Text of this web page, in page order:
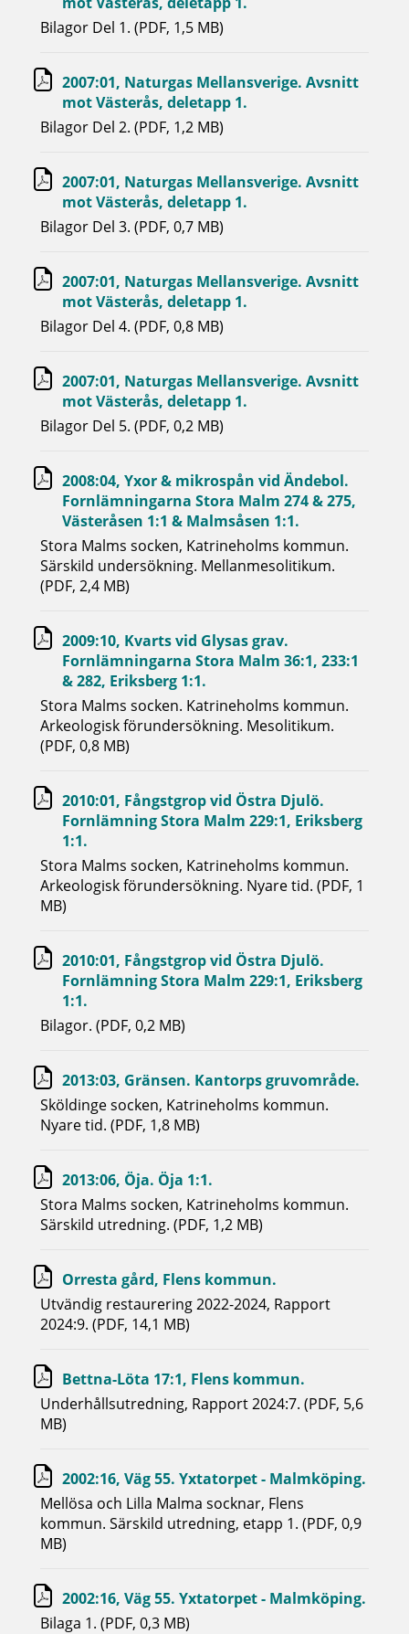
Bilagor Del 1. (PDF, 1,5 MB)
2007:01, Naturgas Mellansverige. Avsnitt
mot Västerås, deletapp 1.
Bilagor Del 2. (PDF, 1,2 MB)
2007:01, Naturgas Mellansverige. Avsnitt
mot Västerås, deletapp 1.
Bilagor Del 3. (PDF, 0,7 MB)
2007:01, Naturgas Mellansverige. Avsnitt
mot Västerås, deletapp 1.
Bilagor Del 4. (PDF, 0,8 MB)
2007:01, Naturgas Mellansverige. Avsnitt
mot Västerås, deletapp 1.
Bilagor Del 5. (PDF, 0,2 MB)
2008:04, Yxor & mikrospån vid Ändebol.
Fornlämningarna Stora Malm 274 & 275,
Västeråsen 1:1 & Malmsåsen 1:1.
Stora Malms socken, Katrineholms kommun.
Särskild undersökning. Mellanmesolitikum.
(PDF, 2,4 MB)
2009:10, Kvarts vid Glysas grav.
Fornlämningarna Stora Malm 36:1, 233:1
& 282, Eriksberg 1:1.
Stora Malms socken. Katrineholms kommun.
Arkeologisk förundersökning. Mesolitikum.
(PDF, 0,8 MB)
2010:01, Fångstgrop vid Östra Djulö.
Fornlämning Stora Malm 229:1, Eriksberg
1:1.
Stora Malms socken, Katrineholms kommun.
Arkeologisk förundersökning. Nyare tid. (PDF, 1
MB)
2010:01, Fångstgrop vid Östra Djulö.
Fornlämning Stora Malm 229:1, Eriksberg
1:1.
Bilagor. (PDF, 0,2 MB)
2013:03, Gränsen. Kantorps gruvområde.
Sköldinge socken, Katrineholms kommun.
Nyare tid. (PDF, 1,8 MB)
2013:06, Öja. Öja 1:1.
Stora Malms socken, Katrineholms kommun.
Särskild utredning. (PDF, 1,2 MB)
Orresta gård, Flens kommun.
Utvändig restaurering 2022-2024, Rapport
2024:9. (PDF, 14,1 MB)
Bettna-Löta 17:1, Flens kommun.
Underhållsutredning, Rapport 2024:7. (PDF, 5,6
MB)
2002:16, Väg 55. Yxtatorpet - Malmköping.
Mellösa och Lilla Malma socknar, Flens
kommun. Särskild utredning, etapp 1. (PDF, 0,9
MB)
2002:16, Väg 55. Yxtatorpet - Malmköping.
Bilaga 1. (PDF, 0,3 MB)